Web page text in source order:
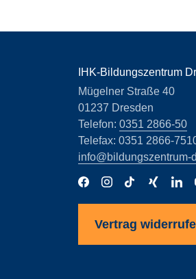
IHK-Bildungszentrum
Mügelner Straße 40
01237 Dresden
Telefon: 0351 2866-50
Telefax: 0351 2866-
info@bildungszentrum-
Vertrag